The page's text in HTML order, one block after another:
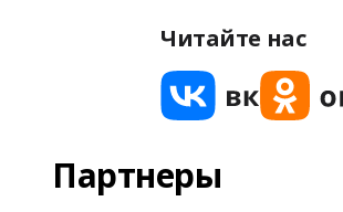
Читайте нас
Партнеры